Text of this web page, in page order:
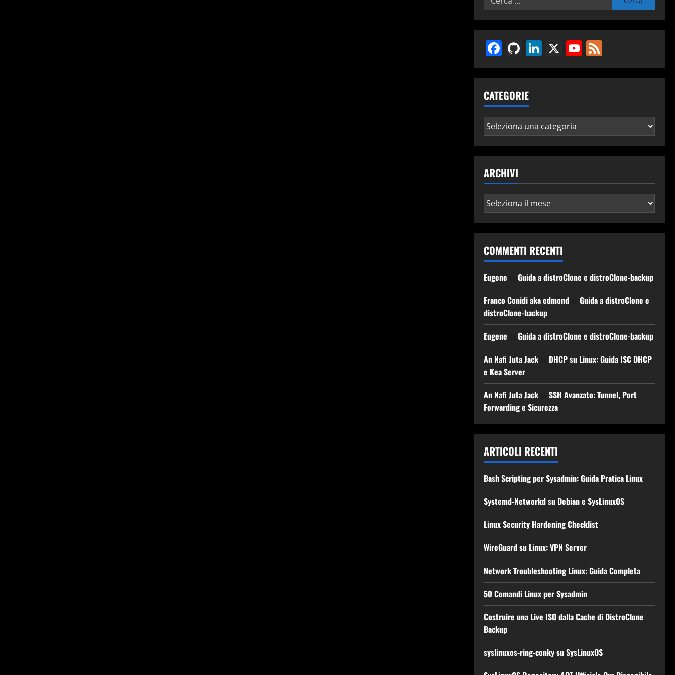
Facebook
GitHub
LinkedIn
X YouTube
Feed
CATEGORIE
Categorie
ARCHIVI
Archivi
COMMENTI RECENTI
Eugene
Guida a distroClone e distroClone-backup
Franco Conidi aka edmondsu Guida a distroClone e
distroClone-backup
Eugene
Guida a distroClone e distroClone-backup
An Nafi Juta Jacksu DHCP su Linux: Guida ISC DHCP
e Kea Server
An Nafi Juta Jacksu SSH Avanzato: Tunnel, Port
Forwarding e Sicurezza
ARTICOLI RECENTI
Bash Scripting per Sysadmin: Guida Pratica Linux
Systemd-Networkd su Debian e SysLinuxOS
Linux Security Hardening Checklist
WireGuard su Linux: VPN Server
Network Troubleshooting Linux: Guida Completa
50 Comandi Linux per Sysadmin
Costruire una Live ISO dalla Cache di DistroClone
Backup
syslinuxos-ring-conky su SysLinuxOS